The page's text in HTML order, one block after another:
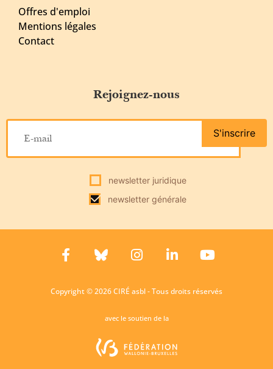
Offres d'emploi
Mentions légales
Contact
Rejoignez-nous
newsletter juridique
newsletter générale
S'inscrire
Copyright © 2026 CIRÉ asbl - Tous droits réservés
avec le soutien de la